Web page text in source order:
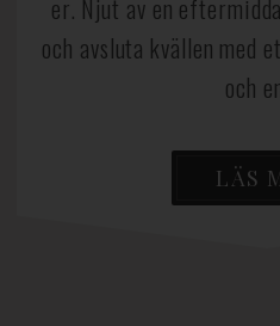
er. Njut av en
och avsluta kvällen med
och
LÄS